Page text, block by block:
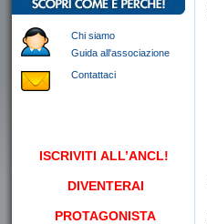
Chi siamo
Guida all'associazione
Contattaci
ISCRIVITI ALL’ANCL!
DIVENTERAI
PROTAGONISTA